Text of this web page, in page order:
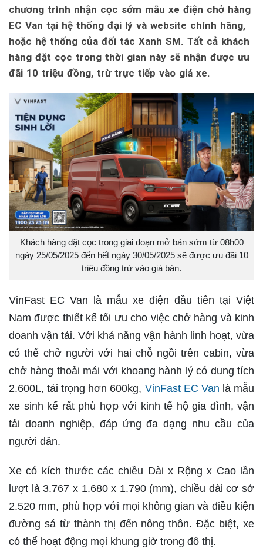
chương trình nhận cọc sớm mẫu xe điện chở hàng
EC Van tại hệ thống đại lý và website chính hãng,
hoặc hệ thống của đối tác Xanh SM. Tất cả khách
hàng đặt cọc trong thời gian này sẽ nhận được ưu
đãi 10 triệu đồng, trừ trực tiếp vào giá xe.
Khách hàng đặt cọc trong giai đoạn mở bán sớm từ 08h00
ngày 25/05/2025 đến hết ngày 30/05/2025 sẽ được ưu đãi 10
triệu đồng trừ vào giá bán.
VinFast EC Van là mẫu xe điện đầu tiên tại Việt
Nam được thiết kế tối ưu cho việc chở hàng và kinh
doanh vận tải. Với khả năng vận hành linh hoạt, vừa
có thể chở người với hai chỗ ngồi trên cabin, vừa
chở hàng thoải mái với khoang hành lý có dung tích
2.600L, tải trọng hơn 600kg, VinFast EC Van là mẫu
xe sinh kế rất phù hợp với kinh tế hộ gia đình, vận
tải doanh nghiệp, đáp ứng đa dạng nhu cầu của
người dân.
Xe có kích thước các chiều Dài x Rộng x Cao lần
lượt là 3.767 x 1.680 x 1.790 (mm), chiều dài cơ sở
2.520 mm, phù hợp với mọi không gian và điều kiện
đường sá từ thành thị đến nông thôn. Đặc biệt, xe
có thể hoạt động mọi khung giờ trong đô thị.